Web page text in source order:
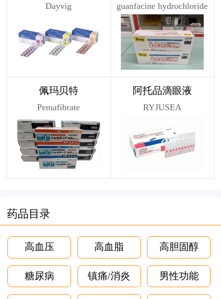
Dayvig guanfacine hydrochloride
佩玛贝特
Pemafibrate
阿托品滴眼液
RYJUSEA
药品目录
高血压 高血脂 高胆固醇
糖尿病 镇痛/消炎 男性功能